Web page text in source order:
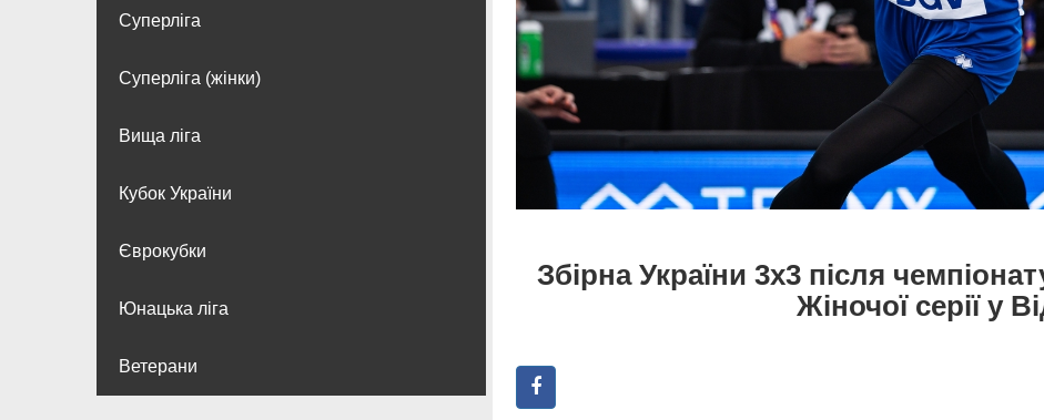
Суперліга
Суперліга (жінки)
Вища лiга
Кубок України
Єврокубки
Юнацька ліга
Ветерани
Збірна України 3х3 після
Жіночої серії у